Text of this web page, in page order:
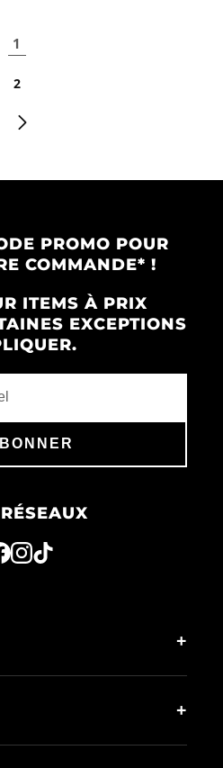
1
2
PROMO POUR
COMMANDE* !
ITEMS À PRIX
EXCEPTIONS
+
+